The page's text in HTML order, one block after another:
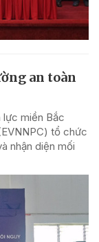
an toàn
lực miền Bắc
tổ chức
nhận diện mối